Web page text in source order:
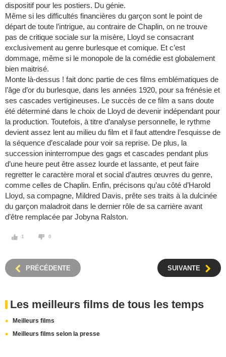
dispositif pour les postiers. Du génie.
Même si les difficultés financières du garçon sont le point de
départ de toute l’intrigue, au contraire de Chaplin, on ne trouve
pas de critique sociale sur la misère, Lloyd se consacrant
exclusivement au genre burlesque et comique. Et c’est
dommage, même si le monopole de la comédie est globalement
bien maitrisé.
Monte là-dessus ! fait donc partie de ces films emblématiques de
l’âge d’or du burlesque, dans les années 1920, pour sa frénésie et
ses cascades vertigineuses. Le succès de ce film a sans doute
été déterminé dans le choix de Lloyd de devenir indépendant pour
la production. Toutefois, à titre d’analyse personnelle, le rythme
devient assez lent au milieu du film et il faut attendre l’esquisse de
la séquence d’escalade pour voir sa reprise. De plus, la
succession ininterrompue des gags et cascades pendant plus
d’une heure peut être assez lourde et lassante, et peut faire
regretter le caractère moral et social d’autres œuvres du genre,
comme celles de Chaplin. Enfin, précisons qu’au côté d’Harold
Lloyd, sa compagne, Mildred Davis, prête ses traits à la dulcinée
du garçon maladroit dans le dernier rôle de sa carrière avant
d’être remplacée par Jobyna Ralston.
1 0
PRÉCÉDENTE SUIVANTE
Les meilleurs films de tous les temps
Meilleurs films
Meilleurs films selon la presse